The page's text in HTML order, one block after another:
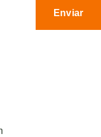
Enviar